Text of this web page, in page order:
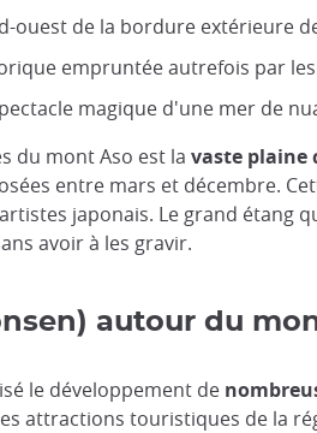
ouest de la bordure extérieure
empruntée autrefois par
magique d'une mer de
du mont Aso est la vaste plaine
entre mars et décembre.
japonais. Le grand
avoir à les gravir.
autour du
le développement de
attractions touristiques de la